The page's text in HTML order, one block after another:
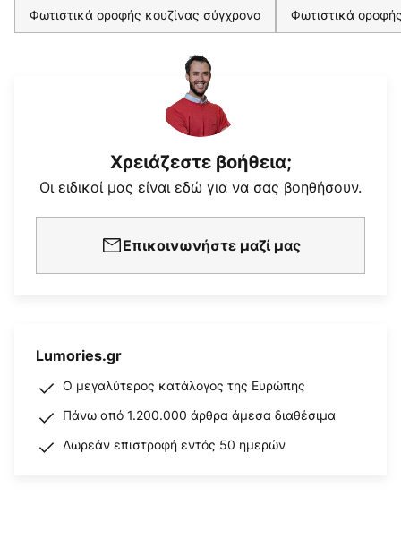
Φωτιστικά οροφής κουζίνας σύγχρονο Φωτιστικά
Χρειάζεστε βοήθεια;
Οι ειδικοί μας είναι εδώ για να σας βοηθήσουν.
Επικοινωνήστε μαζί μας
Lumories.gr
Ο μεγαλύτερος κατάλογος της Ευρώπης
Πάνω από 1.200.000 άρθρα άμεσα διαθέσιμα
Δωρεάν επιστροφή εντός 50 ημερών